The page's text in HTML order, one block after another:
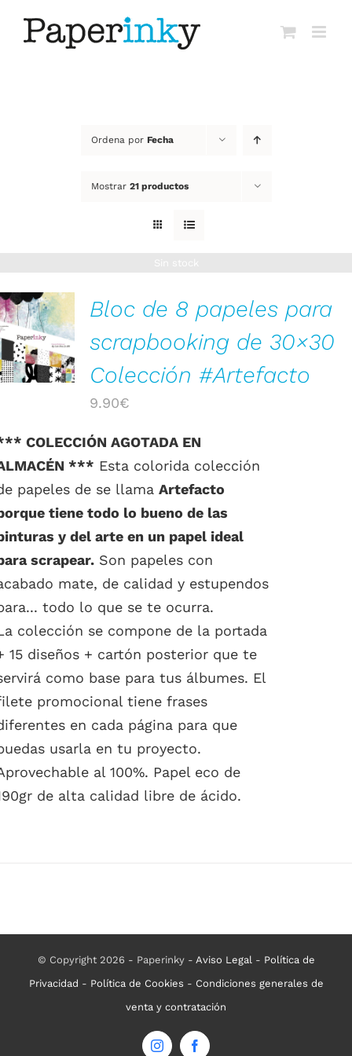
Ordena por Fecha
Mostrar 21 productos
DETALLES
Bloc de 8 papeles para
scrapbooking de 30×30
Colección #Artefacto
9.90€
COLECCIÓN AGOTADA EN
*** Esta colorida colección
papeles de se llama Artefacto
tiene todo lo bueno de las
y del arte en un papel ideal
scrapear.Son papeles con
mate, de calidad y estupendos
todo lo que se te ocurra.
colección se compone de la portada
15 diseños + cartón posterior que te
como base para tus álbumes. El
promocional tiene frases
en cada página para que
usarla en tu proyecto.
al 100%. Papel eco de
de alta calidad libre de ácido.
© Copyright 2026 - Paperinky - Aviso Legal- Política de
Privacidad - Política de Cookies - Condiciones generales de
venta y contratación
InstagramFacebook